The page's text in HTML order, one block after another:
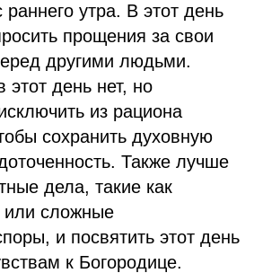
утра. В этот день
прощения за свои
другими людьми.
этот день нет, но
из рациона
сохранить духовную
Также лучше
дела, такие как
или сложные
и посвятить этот день
к Богородице.